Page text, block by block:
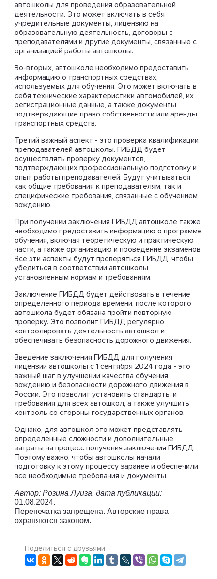
автошколы для проведения образовательной
деятельности. Это может включать в себя
учредительные документы, лицензию на
образовательную деятельность, договоры с
преподавателями и другие документы, связанные с
организацией работы автошколы.
Во-вторых, автошколе необходимо предоставить
информацию о транспортных средствах,
используемых для обучения. Это может включать в
себя технические характеристики автомобилей, их
регистрационные данные, а также документы,
подтверждающие право собственности или аренды
транспортных средств.
Третий важный аспект - это проверка квалификации
преподавателей автошколы. ГИБДД будет
осуществлять проверку документов,
подтверждающих профессиональную подготовку и
опыт работы преподавателей. Будут учитываться
как общие требования к преподавателям, так и
специфические требования, связанные с обучением
вождению.
При получении заключения ГИБДД автошколе также
необходимо предоставить информацию о программе
обучения, включая теоретическую и практическую
части, а также организацию и проведение экзаменов.
Все эти аспекты будут проверяться ГИБДД, чтобы
убедиться в соответствии автошколы
установленным нормам и требованиям.
Заключение ГИБДД будет действовать в течение
определенного периода времени, после которого
автошкола будет обязана пройти повторную
проверку. Это позволит ГИБДД регулярно
контролировать деятельность автошкол и
обеспечивать безопасность дорожного движения.
Введение заключения ГИБДД для получения
лицензии автошколы с 1 сентября 2024 года - это
важный шаг в улучшении качества обучения
вождению и безопасности дорожного движения в
России. Это позволит установить стандарты и
требования для всех автошкол, а также улучшить
контроль со стороны государственных органов.
Однако, для автошкол это может представлять
определенные сложности и дополнительные
затраты на процесс получения заключения ГИБДД.
Поэтому важно, чтобы автошколы начали
подготовку к этому процессу заранее и обеспечили
все необходимые требования и документы.
Автор: Розина Луиза, дата публикации:
01.08.2024.
Перепечатка запрещена. Авторские права
охраняются законом.
Поделиться с друзьями